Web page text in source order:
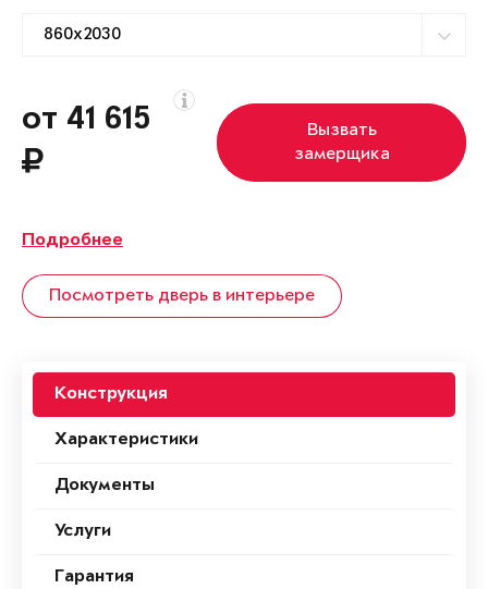
от 41 615
Вызвать
замерщика
Подробнее
Посмотреть дверь в интерьере
Конструкция
Характеристики
Документы
Услуги
Гарантия